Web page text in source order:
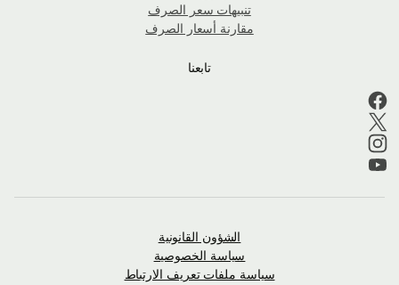
تنبيهات سعر الصرف
مقارنة أسعار الصرف
تابعنا
الشؤون القانونية
سياسة الخصوصية
سياسة ملفات تعريف الارتباط